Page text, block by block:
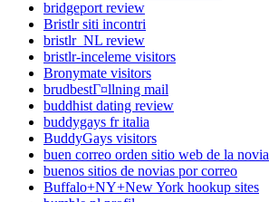
bridgeport review
Bristlr siti incontri
bristlr_NL review
bristlr-inceleme visitors
Bronymate visitors
brudbestГ¤llning mail
buddhist dating review
buddygays fr italia
BuddyGays visitors
buen correo orden sitio web de la novia
buenos sitios de novias por correo
Buffalo+NY+New York hookup sites